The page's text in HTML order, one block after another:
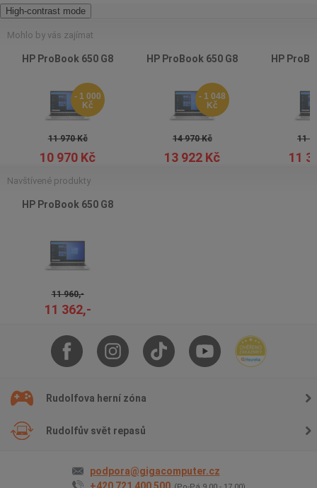
High-contrast mode
Mohlo by vás zajímat
HP ProBook 650 G8
- 1 000
Kč
11 970 Kč
10 970 Kč
HP ProBook 650 G8
- 1 048
Kč
14 970 Kč
13 922 Kč
HP
11
11
Navštívené produkty
HP ProBook 650 G8
11 960,-
11 362,-
Rudolfova herní zóna
Rudolfův svět repasů
podpora@gigacomputer.cz